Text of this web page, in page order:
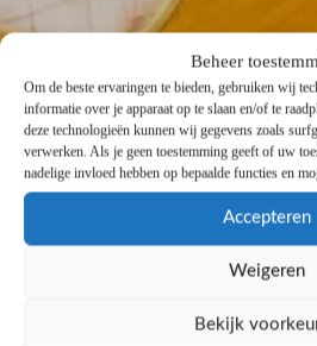
Beheer
Om de beste ervaringen te bieden, gebruiken wij
informatie over je apparaat op te slaan en/of te
deze technologieën kunnen wij gegevens zoals
verwerken. Als je geen toestemming geeft of uw
nadelige invloed hebben op bepaalde functies en
Accepteren
Weigeren
Bekijk